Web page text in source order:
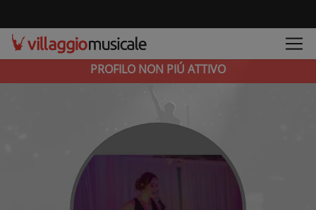
PROFILO NON PIÚ ATTIVO